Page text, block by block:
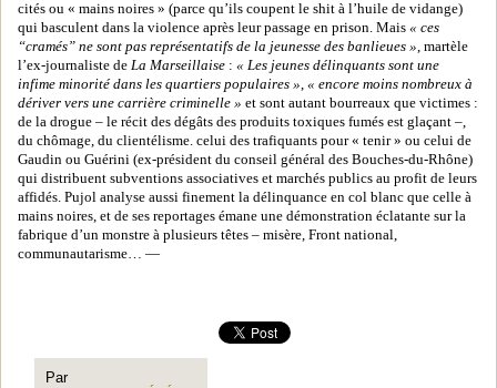
cités ou « mains noires » (parce qu’ils coupent le shit à l’huile de vidange)
qui basculent dans la violence après leur passage en prison. Mais « ces
“cramés” ne sont pas représentatifs de la jeunesse des banlieues », martèle
l’ex-journaliste de La Marseillaise : « Les jeunes délinquants sont une
infime minorité dans les quartiers populaires », « encore moins nombreux à
dériver vers une carrière criminelle » et sont autant bourreaux que victimes :
de la drogue – le récit des dégâts des produits toxiques fumés est glaçant –,
du chômage, du clientélisme. celui des trafiquants pour « tenir » ou celui de
Gaudin ou Guérini (ex-président du conseil général des Bouches-du-Rhône)
qui distribuent subventions associatives et marchés publics au profit de leurs
affidés. Pujol analyse aussi finement la délinquance en col blanc que celle à
mains noires, et de ses reportages émane une démonstration éclatante sur la
fabrique d’un monstre à plusieurs têtes – misère, Front national,
communautarisme… —
Par